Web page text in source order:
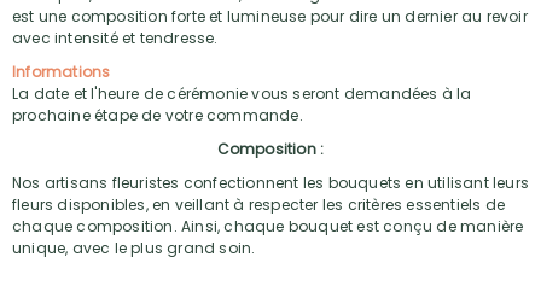
est une composition forte et lumineuse pour dire un dernier au revoir
avec intensité et tendresse.
Informations
La date et l'heure de cérémonie vous seront demandées à la
prochaine étape de votre commande.
Composition :
Nos artisans fleuristes confectionnent les bouquets en utilisant leurs
fleurs disponibles, en veillant à respecter les critères essentiels de
chaque composition. Ainsi, chaque bouquet est conçu de manière
unique, avec le plus grand soin.